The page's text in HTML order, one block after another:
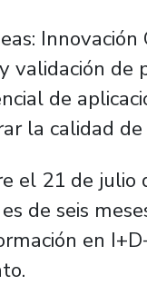
validación de
de
la calidad
el 21 de julio
de seis
en